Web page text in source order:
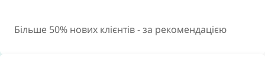
Більше 50% нових клієнтів - за рекомендацією